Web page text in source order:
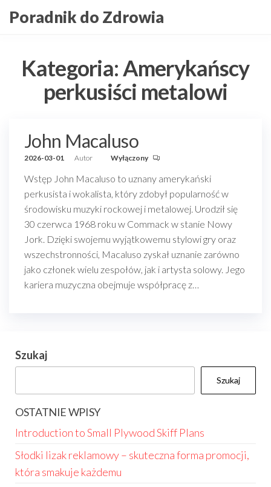
doPoradnik do Zdrowia
Kategoria:Amerykańscy
perkusiści metalowi
John Macaluso
2026-03-01 Autor Wyłączony
Wstęp John Macaluso to uznany amerykański
perkusista i wokalista, który zdobył popularność w
środowisku muzyki rockowej i metalowej. Urodził się
30 czerwca 1968 roku w Commack w stanie Nowy
Jork. Dzięki swojemu wyjątkowemu stylowi gry oraz
wszechstronności, Macaluso zyskał uznanie zarówno
jako członek wielu zespołów, jak i artysta solowy. Jego
kariera muzyczna obejmuje współpracę z…
Szukaj
Szukaj
OSTATNIE WPISY
Introduction to Small Plywood Skiff Plans
Słodki lizak reklamowy – skuteczna forma promocji,
która smakuje każdemu